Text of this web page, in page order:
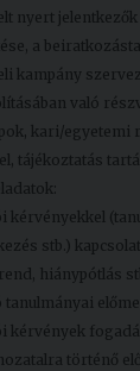
nyert
a
kampány
való
kari/egyetemi
tájékoztatás
kérvényekkel
stb.)
hiánypótlás
tanulmányai
kérvények
történő